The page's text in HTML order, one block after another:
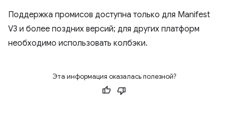
Поддержка промисов доступна только для Manifest
V3 и более поздних версий; для других платформ
необходимо использовать колбэки.
Эта информация оказалась полезной?